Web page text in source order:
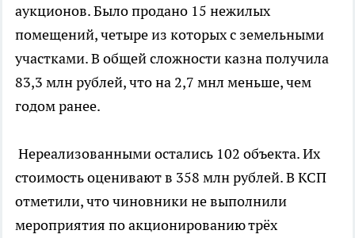
аукционов. Было продано 15 нежилых
помещений, четыре из которых с земельными
участками. В общей сложности казна получила
83,3 млн рублей, что на 2,7 мнл меньше, чем
годом ранее.
Нереализованными остались 102 объекта. Их
стоимость оценивают в 358 млн рублей. В КСП
отметили, что чиновники не выполнили
мероприятия по акционированию трёх